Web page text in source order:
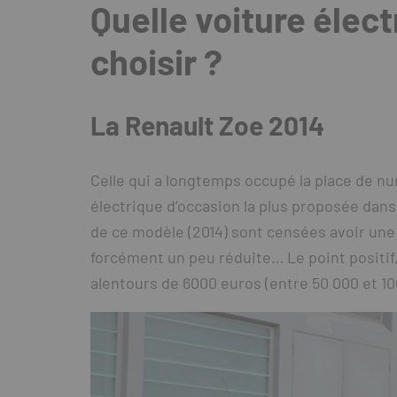
Quelle voiture
choisir ?
La Renault Zoe 2014
Celle qui a longtemps occupé la place de
électrique d’occasion la plus proposée
de ce modèle (2014) sont censées avoir
forcément un peu réduite… Le point
alentours de 6000 euros (entre 50 000 et